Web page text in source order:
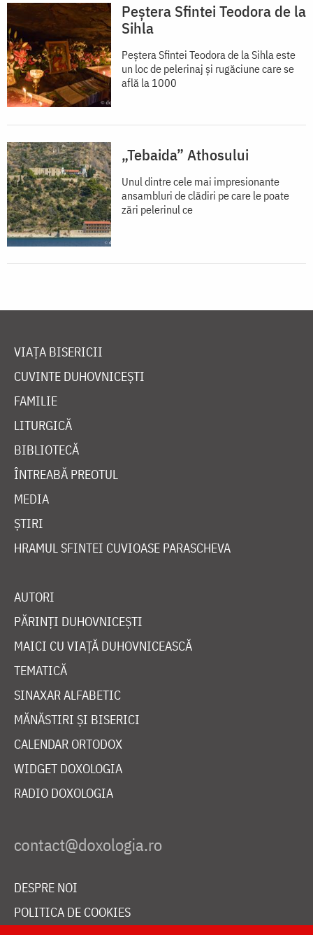
Peștera Sfintei Teodora de la
Sihla
Peștera Sfintei Teodora de la Sihla este
un loc de pelerinaj și rugăciune care se
află la 1000
„Tebaida” Athosului
Unul dintre cele mai impresionante
ansambluri de clădiri pe care le poate
zări pelerinul ce
VIAȚA BISERICII
CUVINTE DUHOVNICEȘTI
FAMILIE
LITURGICĂ
BIBLIOTECĂ
ÎNTREABĂ PREOTUL
MEDIA
ȘTIRI
HRAMUL SFINTEI CUVIOASE PARASCHEVA
AUTORI
PĂRINȚI DUHOVNICEȘTI
MAICI CU VIAȚĂ DUHOVNICEASCĂ
TEMATICĂ
SINAXAR ALFABETIC
MĂNĂSTIRI ȘI BISERICI
CALENDAR ORTODOX
WIDGET DOXOLOGIA
RADIO DOXOLOGIA
DESPRE NOI
POLITICA DE COOKIES